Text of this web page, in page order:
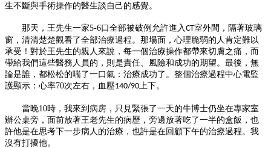
生不斷與手術操作的醫生談自己的感覺。
那天，王先生一家5-6口全部被破例允許進入CT室外間，隔著玻璃
窗，清清楚楚觀看了全部治療過程。那場面，心理脆弱的人肯定難以
承受！對於王先生的親人來說，每一個治療操作都帶來切膚之痛，而
帶給我們這些醫務人員的，則是責任、風險和成功的期望。最後，無
論是誰，都松松的喘了一口氣：治療成功了。整個治療過程中心電監
護顯示：心率70次左右，血壓140/90上下。
當晚10時，我來到病房，只見緊張了一天的牛博士仍坐在專家室
辦公桌旁，面前放著王老先生的病歷，旁邊放著吃了一半的盒飯，也
許他是在思考下一步病人的治療，也許是在回顧下午的治療過程。我
沒有打擾他。